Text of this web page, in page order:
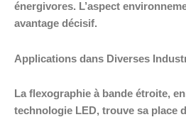
énergivores. L’aspect
avantage décisif.
Applications dans Diverses
La flexographie à bande étroite,
technologie LED, trouve sa place